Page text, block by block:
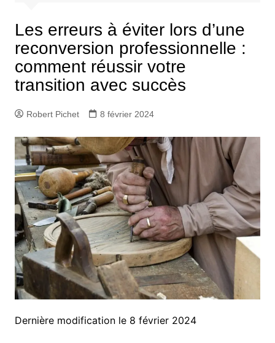
Les erreurs à éviter lors d’une
reconversion professionnelle :
comment réussir votre
transition avec succès
Robert Pichet 8 février 2024
Dernière modification le 8 février 2024